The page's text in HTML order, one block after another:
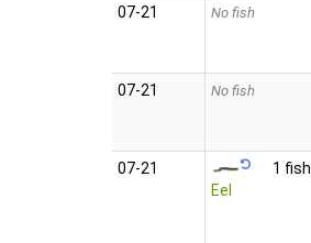
07‑21 No fish
07‑21 No fish
07‑21
Eel
1